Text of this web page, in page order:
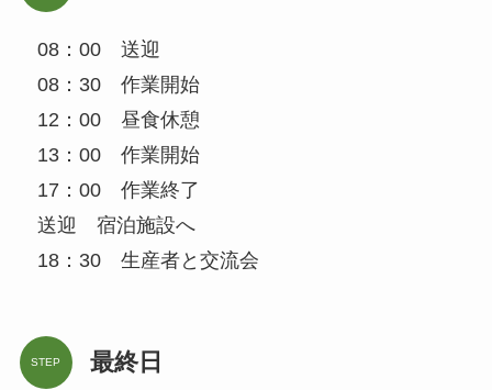
08：00 送迎
08：30 作業開始
12：00 昼食休憩
13：00 作業開始
17：00 作業終了
送迎 宿泊施設へ
18：30 生産者と交流会
STEP 最終日